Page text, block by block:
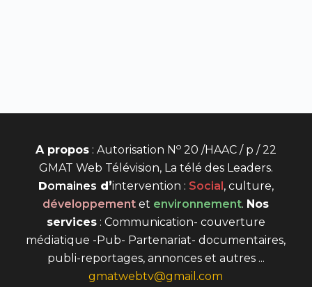
A propos: Autorisation N o20 /HAAC / p / 22
GMAT Web Télévision, La télé des Leaders.
Domaines d’intervention : Social , culture,
développement et environnement. Nos
services: Communication- couverture
médiatique -Pub- Partenariat- documentaires,
publi-reportages, annonces et autres ...
gmatwebtv@gmail.com